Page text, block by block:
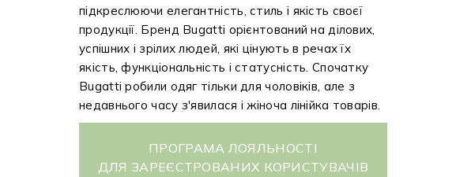
підкреслюючи елегантність, стиль і якість своєї
продукції. Бренд Bugatti орієнтований на ділових,
успішних і зрілих людей, які цінують в речах їх
якість, функціональність і статусність. Спочатку
Bugatti робили одяг тільки для чоловіків, але з
недавнього часу з'явилася і жіноча лінійка товарів.
ПРОГРАМА ЛОЯЛЬНОСТІ
ДЛЯ ЗАРЕЄСТРОВАНИХ КОРИСТУВАЧІВ